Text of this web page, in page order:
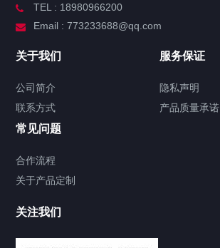
TEL : 18980966200
Email : 773233688@qq.com
关于我们
公司简介
联系方式
服务保证
隐私声明
产品质量承诺
常见问题
合作流程
关于产品定制
关注我们